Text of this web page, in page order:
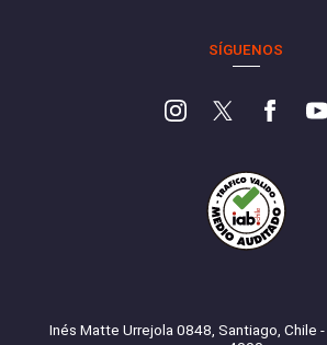
SÍGUENOS
Inés Matte Urrejola 0848, Santiago, Chile